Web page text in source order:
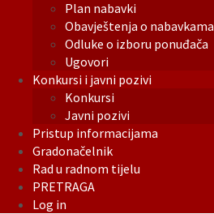
Plan nabavki
Obavještenja o nabavkama
Odluke o izboru ponuđača
Ugovori
Konkursi i javni pozivi
Konkursi
Javni pozivi
Pristup informacijama
Gradonačelnik
Rad u radnom tijelu
PRETRAGA
Log in